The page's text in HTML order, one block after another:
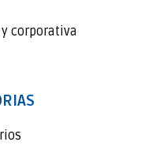
corporativa